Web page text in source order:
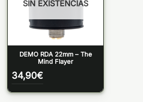
SIN EXISTENCIAS
DEMO RDA 22mm – The
Mind Flayer
34,90€